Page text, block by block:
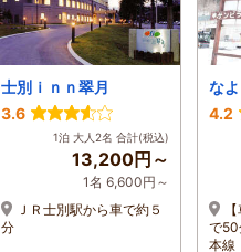
士別ｉｎｎ翠月
3.6
1泊 大人2名 合計(税込)
13,200円～
1名 6,600円～
ＪＲ士別駅から車で約５
分
な
4.2
で50
本線